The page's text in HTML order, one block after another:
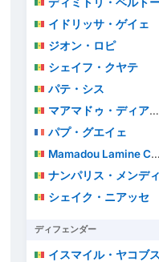
ディミトリ・ベルト
イドリッサ・ゲイェ
ジオン・ロピ
シェイフ・クヤテ
パテ・シス
マアマドゥ・ディアッラ
パプ・グエイェ
Mamadou Lamine Camara
ナンパリス・メンディ
シェイク・ニアッセ
ディフェンダー
イスマイル・ヤコブス